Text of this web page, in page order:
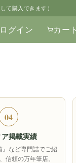
して購入できます）
ログイン カート
04
ア掲載実績
』など専門誌でご紹
信頼の万年筆店。